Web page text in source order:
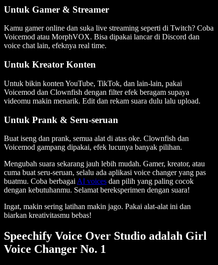
Untuk Gamer & Streamer
Kamu gamer online dan suka live streaming seperti di Twitch? Coba
Voicemod atau MorphVOX. Bisa dipakai lancar di Discord dan
voice chat lain, efeknya real time.
Untuk Kreator Konten
Untuk bikin konten YouTube, TikTok, dan lain-lain, pakai
Voicemod dan Clownfish dengan filter efek beragam supaya
videomu makin menarik. Edit dan rekam suara dulu lalu upload.
Untuk Prank & Seru-seruan
Buat iseng dan prank, semua alat di atas oke. Clownfish dan
Voicemod gampang dipakai, efek lucunya banyak pilihan.
Mengubah suara sekarang jauh lebih mudah. Gamer, kreator, atau
cuma buat seru-seruan, selalu ada aplikasi voice changer yang pas
buatmu. Coba berbagai AI voices dan pilih yang paling cocok
dengan kebutuhanmu. Selamat bereksperimen dengan suara!
Ingat, makin sering latihan makin jago. Pakai alat-alat ini dan
biarkan kreativitasmu bebas!
Speechify Voice Over Studio adalah Girl
Voice Changer No. 1